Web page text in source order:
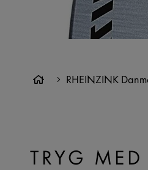
RHEINZINK
TRYG